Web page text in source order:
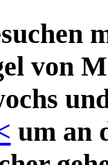
von
um an